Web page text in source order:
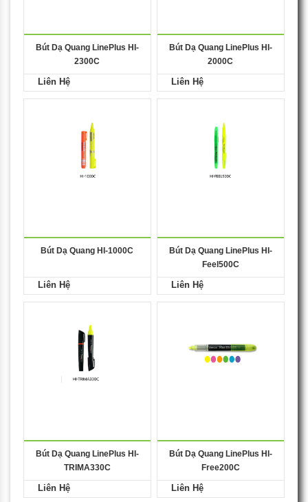
Bút Dạ Quang LinePlus HI-
2300C
Liên Hệ
Bút Dạ Quang LinePlus HI-
2000C
Liên Hệ
Bút Dạ Quang HI-1000C
Liên Hệ
Bút Dạ Quang LinePlus HI-
Feel500C
Liên Hệ
Bút Dạ Quang LinePlus HI-
TRIMA330C
Liên Hệ
Bút Dạ Quang LinePlus HI-
Free200C
Liên Hệ